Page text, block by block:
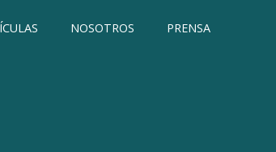
NOSOTROS PRENSA